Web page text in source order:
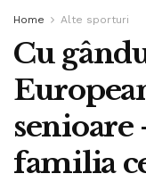
Home Alte sporturi
Cu
senioare
familia